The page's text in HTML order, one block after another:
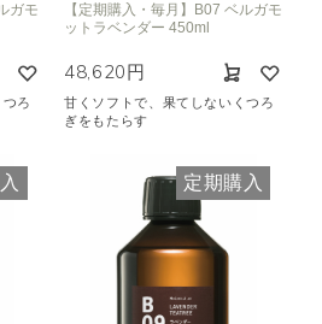
ガモ
ろ
【定期購入・毎月】B07 ベルガモ
ットラベンダー 450ml
48,620円
甘くソフトで、果てしないくつろ
ぎをもたらす
定期購入